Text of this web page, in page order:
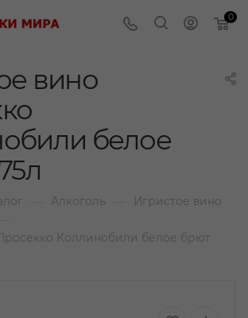
0
вино
белое
Алкоголь Игристое вино
Коллинобили белое брют